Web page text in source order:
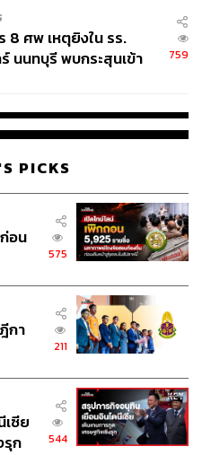
อกมาของ
ให้มีฉากแอ็กชันที่หวือหวา
นี้ด้วยฉากทำอาหารที่น่ารับ
กด้วย
ได้ทาง Netflix
8 ศพ เหตุยิงใน รร.
นนทบุรี พบกระสุนเข้า
759
PICKS
อน
575
กา
211
ซีย
รุก
544